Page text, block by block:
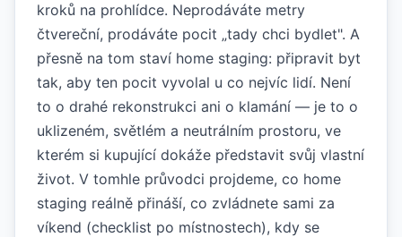
kroků na prohlídce. Neprodáváte metry
čtvereční, prodáváte pocit „tady chci bydlet". A
přesně na tom staví home staging: připravit byt
tak, aby ten pocit vyvolal u co nejvíc lidí. Není
to o drahé rekonstrukci ani o klamání — je to o
uklizeném, světlém a neutrálním prostoru, ve
kterém si kupující dokáže představit svůj vlastní
život. V tomhle průvodci projdeme, co home
staging reálně přináší, co zvládnete sami za
víkend (checklist po místnostech), kdy se